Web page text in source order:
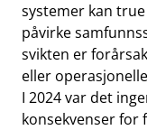
systemer kan
påvirke
svikten er
eller
I 2024 var det
konsekvenser for